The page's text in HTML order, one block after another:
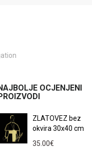
OCJENJENI
ZLATOVEZ bez
okvira 30x40 cm
35.00€